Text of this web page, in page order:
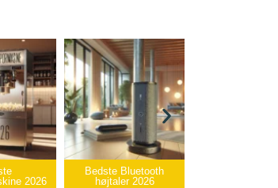
2026
Bedste Bluetooth
højtaler 2026